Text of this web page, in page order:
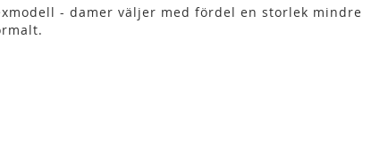
- damer väljer med fördel en storlek mindre